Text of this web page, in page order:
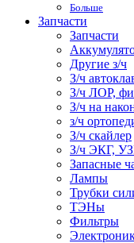
Больше
Запчасти
Запчасти
Другие з/ч
З/ч
З/ч ЛОР,
З/ч на
з/ч
З/ч скайлер
З/ч ЭКГ,
Запасные
Лампы
Трубки
ТЭНы
Фильтры